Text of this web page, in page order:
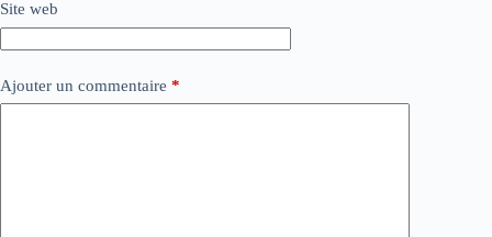
Site web
Ajouter un commentaire *